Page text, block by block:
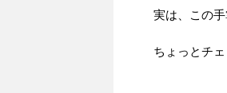
実は、この手
ちょっとチ